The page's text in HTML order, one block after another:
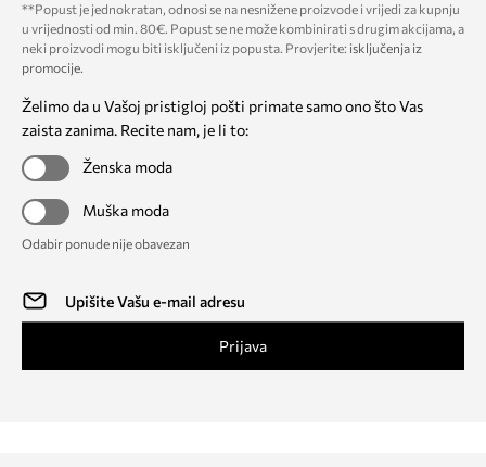
**Popust je jednokratan, odnosi se na nesnižene proizvode i vrijedi za kupnju
u vrijednosti od min. 80€. Popust se ne može kombinirati s drugim akcijama, a
neki proizvodi mogu biti isključeni iz popusta. Provjerite: isključenja iz
promocije.
Želimo da u Vašoj pristigloj pošti primate samo ono što Vas
zaista zanima. Recite nam, je li to:
Ženska moda
Muška moda
Odabir ponude nije obavezan
Prijava